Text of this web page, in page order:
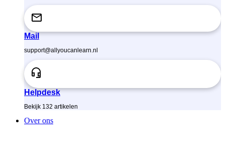
Mail
support@allyoucanlearn.nl
Helpdesk
Bekijk 132 artikelen
Over ons